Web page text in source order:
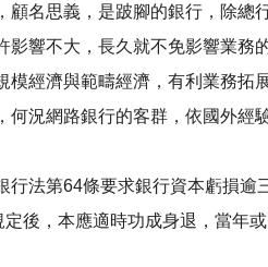
顧名思義，是跛腳的銀行，除總
影響不大，長久就不免影響業務
模經濟與範疇經濟，有利業務拓
何況網路銀行的客群，依國外經
行法第64條要求銀行資本虧損
定後，本應適時功成身退，當年